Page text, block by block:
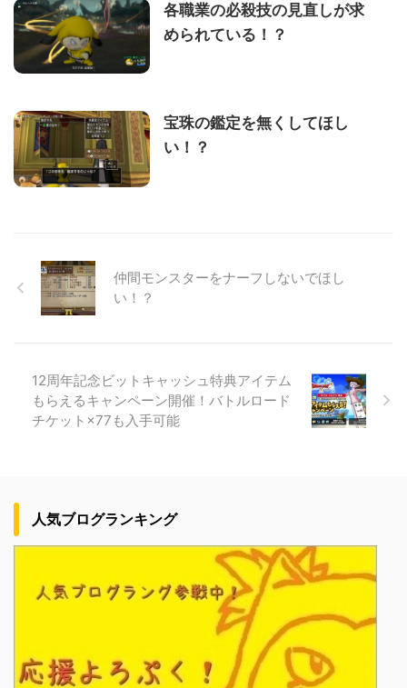
各職業の必殺技の見直しが求
められている！？
宝珠の鑑定を無くしてほし
い！？
仲間モンスターをナーフしないでほし
い！？
12周年記念ビットキャッシュ特典アイテム
もらえるキャンペーン開催！バトルロード
チケット×77も入手可能
人気ブログランキング